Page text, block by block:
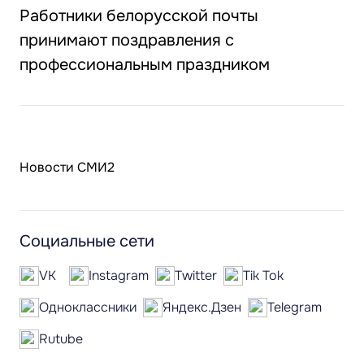
Работники белорусской почты
принимают поздравления с
профессиональным праздником
Новости СМИ2
Социальные сети
VK Instagram Twitter
Tik Tok
Одноклассники
Яндекс.Дзен
Telegram
Rutube